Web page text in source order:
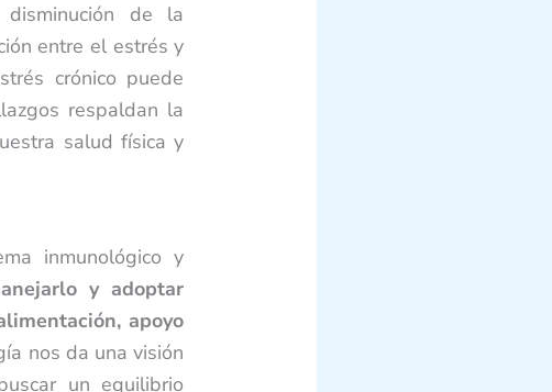
de la
entre el estrés y
crónico puede
respaldan la
salud física y
inmunológico y
y adoptar
apoyo
nos da una visión
un equilibrio